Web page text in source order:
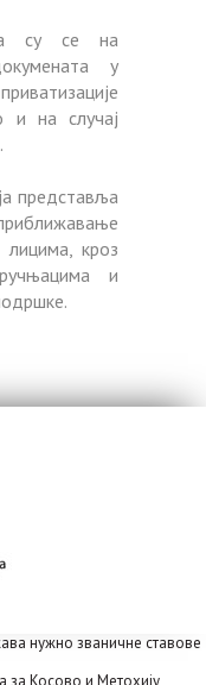
су се на
у
и на случај
представља
кроз
и
нужно званичне ставове
за Косово и Метохију